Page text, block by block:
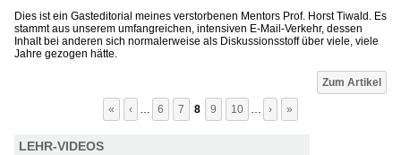
Dies ist ein Gasteditorial meines verstorbenen Mentors Prof. Horst Tiwald. Es
stammt aus unserem umfangreichen, intensiven E-Mail-Verkehr, dessen
Inhalt bei anderen sich normalerweise als Diskussionsstoff über viele, viele
Jahre gezogen hätte.
Zum Artikel
« ‹ … 6 7 8 9 10 … › »
LEHR-VIDEOS